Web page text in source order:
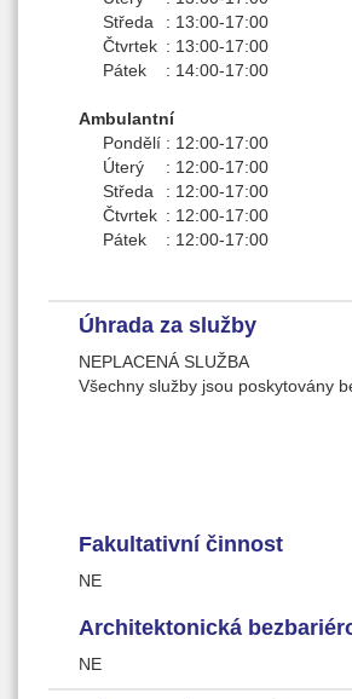
znemožňuje bezpečný pohyb v
zařízení, bezpečný kontakt a
spolupráci mezi uživatelem a
• rodiče a partneři uživatelů,
• obecná populace (studenti
středních škol, dospělá veřejnost,
města, kde je služba poskytována).
• sociální poradenství,
• zprostředkování dalších služeb,
• kontakt s institucemi ve prospěch
• doučování,
• individuální případová práce,
• pomoc v prosazování práv a zájmů,
• preventivní, výchovné a
Středa
: 13:00-17:00
Čtvrtek : 13:00-17:00
Pátek
: 14:00-17:00
Ambulantní
Pondělí : 12:00-17:00
Úterý
: 12:00-17:00
Středa
: 12:00-17:00
Čtvrtek : 12:00-17:00
Pátek
: 12:00-17:00
Úhrada za služby
NEPLACENÁ SLUŽBA
Všechny služby jsou poskytovány
Fakultativní činnost
NE
Architektonická
NE